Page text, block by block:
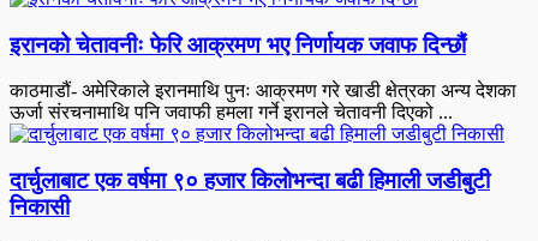
इरानको चेतावनीः फेरि आक्रमण भए निर्णायक जवाफ दिन्छौं
काठमाडौं- अमेरिकाले इरानमाथि पुनः आक्रमण गरे खाडी क्षेत्रका अन्य देशका
ऊर्जा संरचनामाथि पनि जवाफी हमला गर्ने इरानले चेतावनी दिएको ...
दार्चुलाबाट एक वर्षमा ९० हजार किलोभन्दा बढी हिमाली जडीबुटी
निकासी